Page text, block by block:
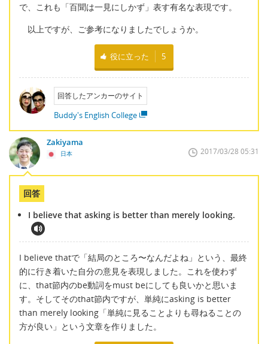
で、これも「百聞は一見にしかず」表す有名な表現です。
以上ですが、ご参考になりましたでしょうか。
役に立った 5
回答したアンカーのサイト
Buddy's English College
Zakiyama
日本 2017/03/28 05:31
回答
I believe that asking is better than merely looking.
I believe thatで「結局のところ〜なんだよね」という、最終
的に行き着いた自分の意見を表現しました。これを使わず
に、that節内のbe動詞をmust beにしても良いかと思いま
す。そしてそのthat節内ですが、単純にasking is better
than merely looking「単純に見ることよりも尋ねることの
方が良い」という文章を作りました。